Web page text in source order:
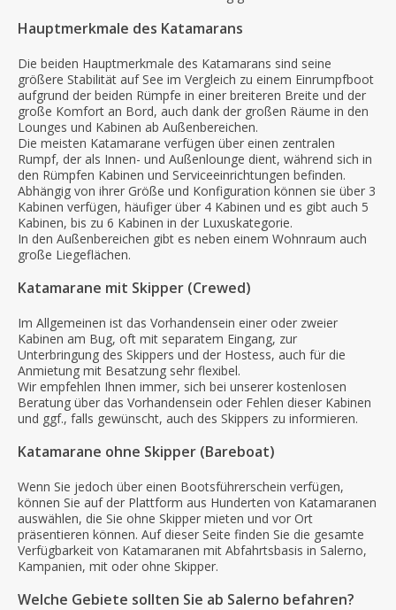
Hauptmerkmale des Katamarans
Die beiden Hauptmerkmale des Katamarans sind seine
größere Stabilität auf See im Vergleich zu einem Einrumpfboot
aufgrund der beiden Rümpfe in einer breiteren Breite und der
große Komfort an Bord, auch dank der großen Räume in den
Lounges und Kabinen ab Außenbereichen.
Die meisten Katamarane verfügen über einen zentralen
Rumpf, der als Innen- und Außenlounge dient, während sich in
den Rümpfen Kabinen und Serviceeinrichtungen befinden.
Abhängig von ihrer Größe und Konfiguration können sie über 3
Kabinen verfügen, häufiger über 4 Kabinen und es gibt auch 5
Kabinen, bis zu 6 Kabinen in der Luxuskategorie.
In den Außenbereichen gibt es neben einem Wohnraum auch
große Liegeflächen.
Katamarane mit Skipper (Crewed)
Im Allgemeinen ist das Vorhandensein einer oder zweier
Kabinen am Bug, oft mit separatem Eingang, zur
Unterbringung des Skippers und der Hostess, auch für die
Anmietung mit Besatzung sehr flexibel.
Wir empfehlen Ihnen immer, sich bei unserer kostenlosen
Beratung über das Vorhandensein oder Fehlen dieser Kabinen
und ggf., falls gewünscht, auch des Skippers zu informieren.
Katamarane ohne Skipper (Bareboat)
Wenn Sie jedoch über einen Bootsführerschein verfügen,
können Sie auf der Plattform aus Hunderten von Katamaranen
auswählen, die Sie ohne Skipper mieten und vor Ort
präsentieren können. Auf dieser Seite finden Sie die gesamte
Verfügbarkeit von Katamaranen mit Abfahrtsbasis in Salerno,
Kampanien, mit oder ohne Skipper.
Welche Gebiete sollten Sie ab Salerno befahren?